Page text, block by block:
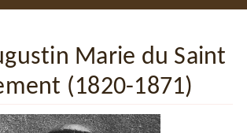
Marie du Saint
(1820-1871)